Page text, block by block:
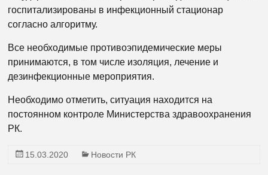
госпитализированы в инфекционный стационар
согласно алгоритму.
Все необходимые противоэпидемические меры
принимаются, в том числе изоляция, лечение и
дезинфекционные мероприятия.
Необходимо отметить, ситуация находится на
постоянном контроле Министерства здравоохранения
РК.
15.03.2020 Новости РК